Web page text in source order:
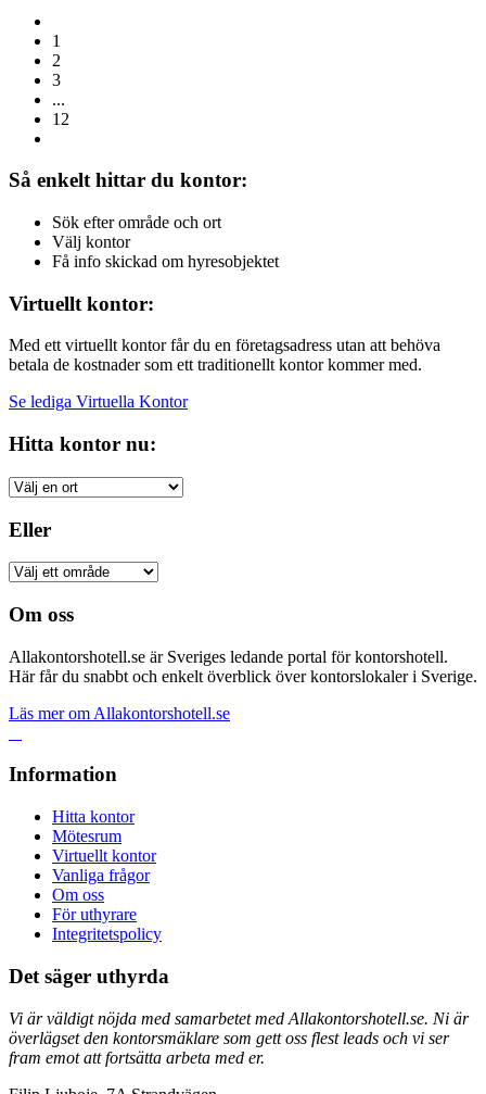
1
2
3
...
12
Så enkelt hittar du kontor:
Sök efter område och ort
Välj kontor
Få info skickad om hyresobjektet
Virtuellt kontor:
Med ett virtuellt kontor får du en företagsadress utan att behöva
betala de kostnader som ett traditionellt kontor kommer med.
Se lediga Virtuella Kontor
Hitta kontor nu:
Eller
Om oss
Allakontorshotell.se är Sveriges ledande portal för kontorshotell.
Här får du snabbt och enkelt överblick över kontorslokaler i Sverige.
Läs mer om Allakontorshotell.se
Information
Hitta kontor
Mötesrum
Virtuellt kontor
Vanliga frågor
Om oss
För uthyrare
Integritetspolicy
Det säger uthyrda
Vi är väldigt nöjda med samarbetet med Allakontorshotell.se. Ni är
överlägset den kontorsmäklare som gett oss flest leads och vi ser
fram emot att fortsätta arbeta med er.